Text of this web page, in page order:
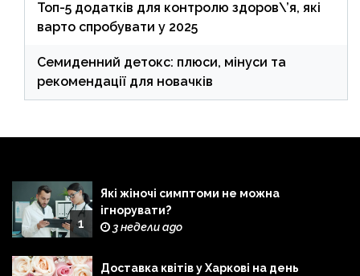
Топ-5 додатків для контролю здоров\’я, які
варто спробувати у 2025
Семиденний детокс: плюси, мінуси та
рекомендації для новачків
1
Які жіночі симптоми не можна
ігнорувати?
3 недели ago
Доставка квітів у Харкові на день